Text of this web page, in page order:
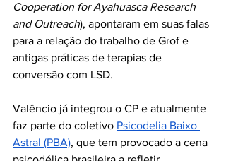
Cooperation for Ayahuasca Research
and Outreach), apontaram em suas falas
para a relação do trabalho de Grof e
antigas práticas de terapias de
conversão com LSD.
Valêncio já integrou o CP e atualmente
faz parte do coletivo Psicodelia Baixo
Astral (PBA), que tem provocado a cena